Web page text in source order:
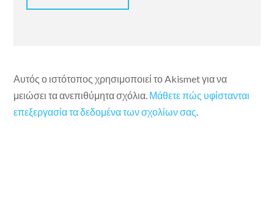
Αυτός ο ιστότοπος χρησιμοποιεί το Akismet για να
μειώσει τα ανεπιθύμητα σχόλια. Μάθετε πώς υφίστανται
επεξεργασία τα δεδομένα των σχολίων σας.